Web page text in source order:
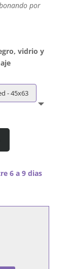
por
vidrio y
- 45x63
6 a 9 dias